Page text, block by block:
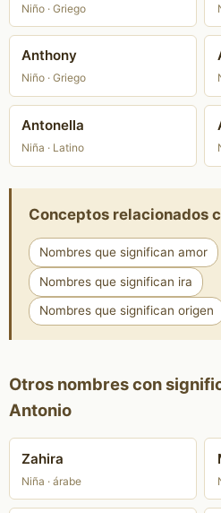
Niño · Griego
Anthony
Niño · Griego
Antonella
Niña · Latino
Conceptos relacionados
Nombres que significan amor
Nombres que significan ira
Nombres que significan origen
Otros nombres con
Antonio
Zahira
Niña · árabe